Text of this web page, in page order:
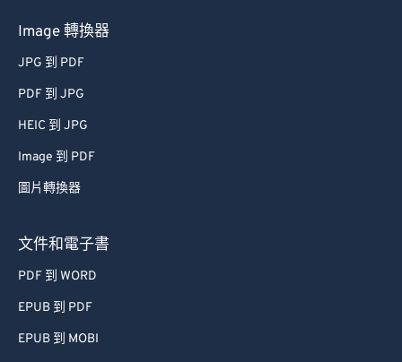
Image 轉換器
JPG 到 PDF
PDF 到 JPG
HEIC 到 JPG
Image 到 PDF
圖片轉換器
文件和電子書
PDF 到 WORD
EPUB 到 PDF
EPUB 到 MOBI